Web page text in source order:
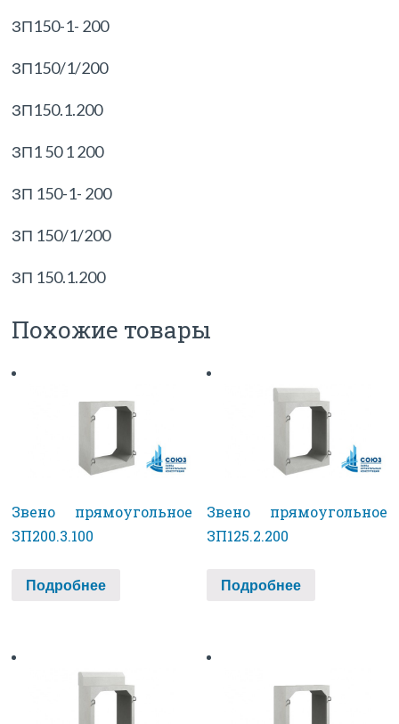
ЗП150-1- 200
ЗП150/1/200
ЗП150.1.200
ЗП1 50 1 200
ЗП 150-1- 200
ЗП 150/1/200
ЗП 150.1.200
Похожие товары
Звено прямоугольное
ЗП200.3.100
Подробнее
Звено прямоугольное
ЗП125.2.200
Подробнее